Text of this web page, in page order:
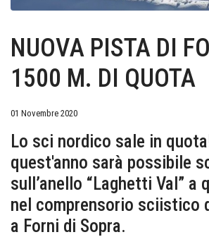
NUOVA PISTA DI
1500 M. DI QUOTA
01 Novembre 2020
Lo sci nordico sale in
quest'anno sarà possibile
sull’anello “Laghetti Val” a
nel comprensorio sciistico
a Forni di Sopra.